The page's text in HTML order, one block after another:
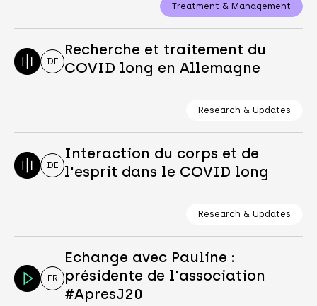
Treatment & Management
DE
Recherche et traitement du
COVID long en Allemagne
Research & Updates
DE
Interaction du corps et de
l'esprit dans le COVID long
Research & Updates
FR
Echange avec Pauline :
présidente de l'association
#ApresJ20